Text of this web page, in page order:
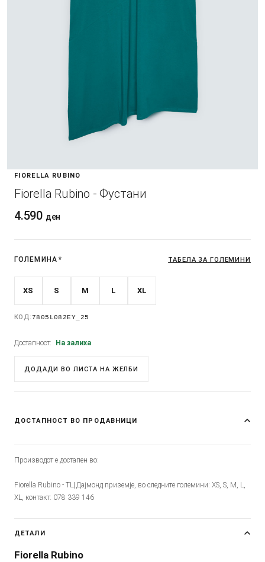
FIORELLA RUBINO
Fiorella Rubino - Фустани
4.590 ден
ГОЛЕМИНА * ТАБЕЛА ЗА ГОЛЕМИНИ
XS S M L XL
КОД:7805L082EY_25
Достапност: На залиха
ДОДАДИ ВО ЛИСТА НА ЖЕЛБИ
ДОСТАПНОСТ ВО ПРОДАВНИЦИ
Производот е достапен во:
Fiorella Rubino - ТЦ Дајмонд приземје, во следните големини: XS, S, M, L,
XL, контакт: 078 339 146
ДЕТАЛИ
Fiorella Rubino